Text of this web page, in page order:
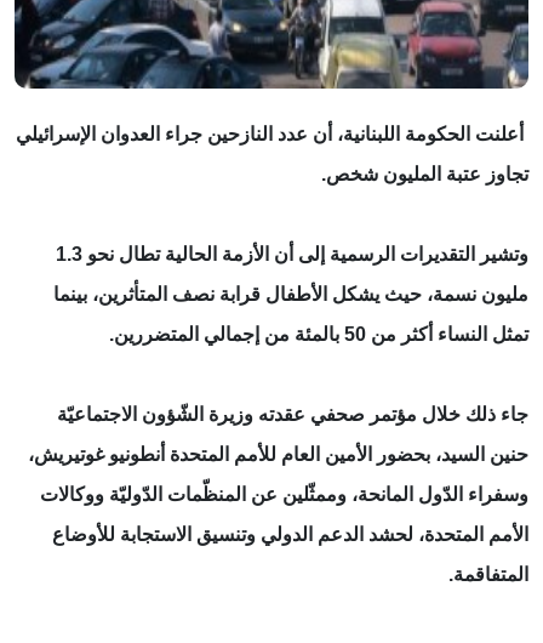
أعلنت الحكومة اللبنانية، أن عدد النازحين جراء العدوان الإسرائيلي
تجاوز عتبة المليون شخص.
وتشير التقديرات الرسمية إلى أن الأزمة الحالية تطال نحو 1.3
مليون نسمة، حيث يشكل الأطفال قرابة نصف المتأثرين، بينما
تمثل النساء أكثر من 50 بالمئة من إجمالي المتضررين.
جاء ذلك خلال مؤتمر صحفي عقدته وزيرة الشّؤون الاجتماعيّة
حنين السيد، بحضور الأمين العام للأمم المتحدة أنطونيو غوتيريش،
وسفراء الدّول المانحة، وممثّلين عن المنظّمات الدّوليّة ووكالات
الأمم المتحدة، لحشد الدعم الدولي وتنسيق الاستجابة للأوضاع
المتفاقمة.